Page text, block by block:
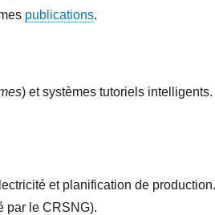
publications.
) et systèmes tutoriels intelligents.
et planification de production.
par le CRSNG).